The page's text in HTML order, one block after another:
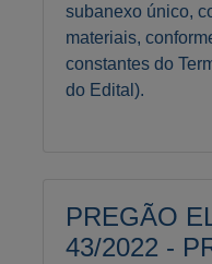
subanexo único,
materiais,
constantes do
do Edital).
PREGÃO
43/2022 -